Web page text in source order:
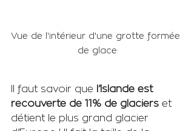
Vue de l'intérieur d'une grotte formée
de glace
Il faut savoir que l’Islande est
recouverte de 11% de glaciers et
détient le plus grand glacier